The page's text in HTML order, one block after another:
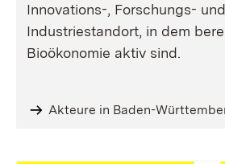
Innovations-, Forschungs- und
Industriestandort, in dem
Bioökonomie aktiv sind.
Akteure in Baden-